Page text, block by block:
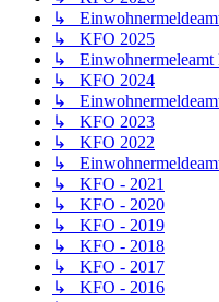
↳
↳ KFO 2025
↳ Einwohnermeleamt
↳ KFO 2024
↳
↳ KFO 2023
↳ KFO 2022
↳
↳ KFO - 2021
↳ KFO - 2020
↳ KFO - 2019
↳ KFO - 2018
↳ KFO - 2017
↳ KFO - 2016